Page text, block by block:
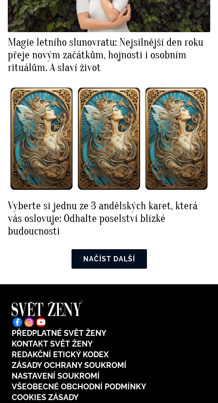
Magie letního slunovratu: Nejsilnější den roku
přeje novým začátkům, hojnosti i osobním
rituálům. A slaví život
Vyberte si jednu ze 3 andělských karet, která
vás oslovuje: Odhalte poselství blízké
budoucnosti
NAČÍST DALŠÍ
PŘEDPLATNÉ SVĚT ŽENY
KONTAKT SVĚT ŽENY
REDAKČNÍ ETICKÝ KODEX
ZÁSADY OCHRANY SOUKROMÍ
NASTAVENÍ SOUKROMÍ
VŠEOBECNÉ OBCHODNÍ PODMÍNKY
COOKIES ZÁSADY